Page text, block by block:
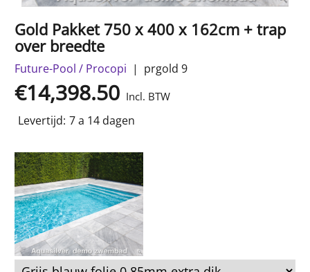
Gold Pakket 750 x 400 x 162cm + trap
over breedte
Future-Pool / Procopi prgold 9
€14,398.50 Incl. BTW
Levertijd: 7 a 14 dagen